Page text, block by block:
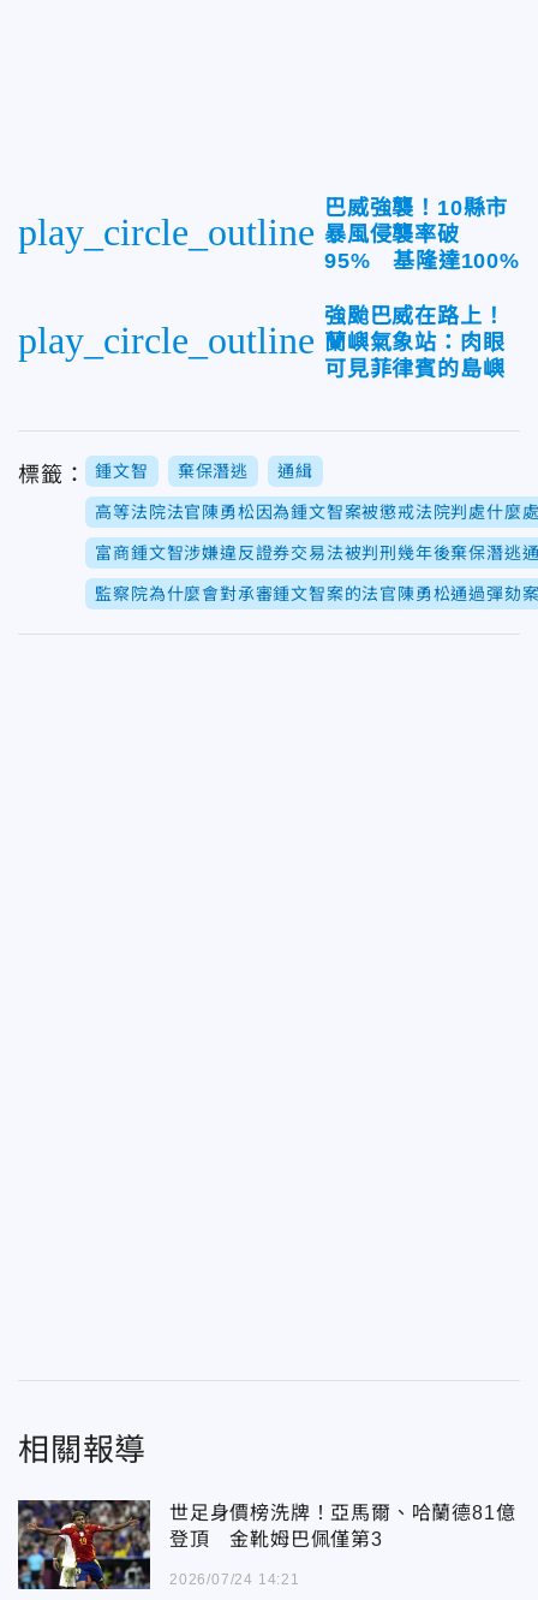
play_circle_outline
巴威強襲！10縣市
暴風侵襲率破
95% 基隆達100%
play_circle_outline
強颱巴威在路上！
蘭嶼氣象站：肉眼
可見菲律賓的島嶼
標籤： 鍾文智 棄保潛逃 通緝
高等法院法官陳勇松因為鍾文智案被懲戒法院判處什麼
富商鍾文智涉嫌違反證券交易法被判刑幾年後棄保潛逃
監察院為什麼會對承審鍾文智案的法官陳勇松通過彈劾
相關報導
世足身價榜洗牌！亞馬爾、哈蘭德81億
登頂 金靴姆巴佩僅第3
2026/07/24 14:21